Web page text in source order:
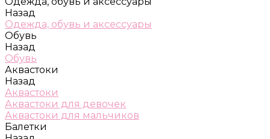
Назад
Одежда, обувь и аксессуары
Обувь
Назад
Обувь
Аквастоки
Назад
Аквастоки
Аквастоки для девочек
Аквастоки для мальчиков
Балетки